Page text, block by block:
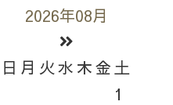
2026年08月
日 月 火水 木金 土
1